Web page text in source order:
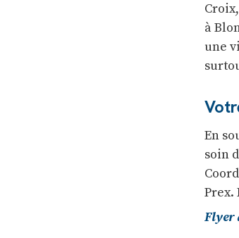
à
une
En
soin
Prex.
Flyer